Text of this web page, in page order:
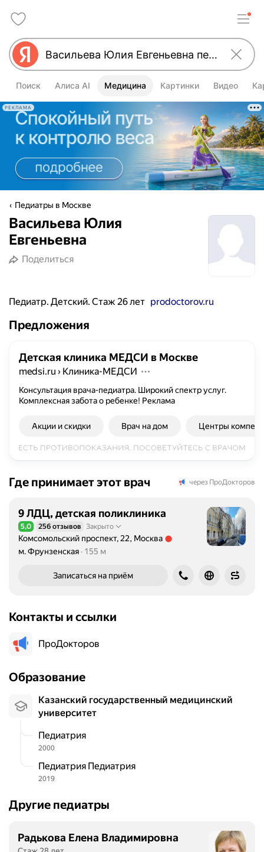
Поиск Алиса AI Медицина Картинки Видео
РЕКЛАМА
Педиатры в Москве
Васильева Юлия
Евгеньевна
Поделиться
Педиатр. Детский. Стаж 26 лет prodoctorov.ru
Предложения
Детская клиника МЕДСИ в Москве
medsi.ru › Клиника-МЕДСИ
Консультация врача-педиатра. Широкий спектр услуг.
Комплексная забота о ребенке! Реклама
Акции и скидки Врач на дом Центры
Где принимает этот врач через ПроДокторов
9 ЛДЦ, детская поликлиника
Рейтинг 5,0 из 5
5,0 256 отзывов Закрыто
Комсомольский проспект, 22, Москва
Метро м. Фрунзенская Расстояние 155 м
м. Фрунзенская 155 м
Записаться на приём
Контакты и ссылки
ПроДокторов
Образование
Казанский государственный медицинский
университет
Педиатрия
2000
Педиатрия Педиатрия
2019
Другие педиатры
Радькова Елена Владимировна